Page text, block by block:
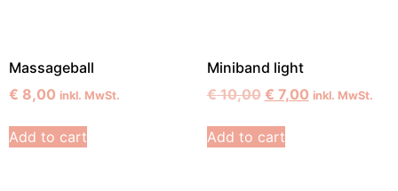
Massageball
€ 8,00 inkl. MwSt.
Add to cart
Miniband light
€10,00 € 7,00 inkl. MwSt.
Add to cart